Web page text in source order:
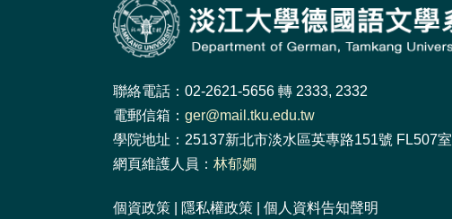
聯絡電話：02-2621-5656 轉 2333, 2332
電郵信箱： ger@mail.tku.edu.tw
學院地址：25137新北市淡水區英專路151號 FL507室
網頁維護人員： 林郁嫺
個資政策 隱私權政策 個人資料告知聲明